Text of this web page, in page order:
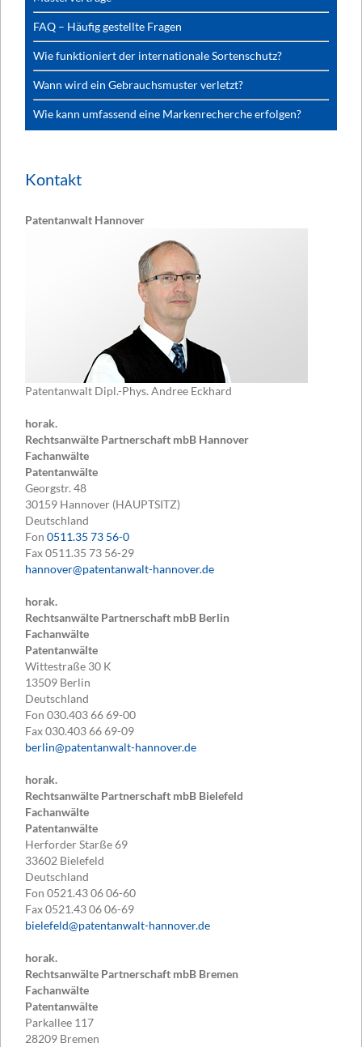
FAQ – Häufig gestellte Fragen
Wie funktioniert der internationale Sortenschutz?
Wann wird ein Gebrauchsmuster verletzt?
Wie kann umfassend eine Markenrecherche erfolgen?
Kontakt
Patentanwalt Hannover
Patentanwalt Dipl.-Phys. Andree Eckhard
horak.
Rechtsanwälte Partnerschaft mbB Hannover
Fachanwälte
Patentanwälte
Georgstr. 48
30159 Hannover (HAUPTSITZ)
Deutschland
Fon 0511.35 73 56-0
Fax0511.35 73 56-29
hannover@patentanwalt-hannover.de
horak.
Rechtsanwälte Partnerschaft mbB Berlin
Fachanwälte
Patentanwälte
Wittestraße 30 K
13509 Berlin
Deutschland
Fon 030.403 66 69-00
Fax030.403 66 69-09
berlin@patentanwalt-hannover.de
horak.
Rechtsanwälte Partnerschaft mbB Bielefeld
Fachanwälte
Patentanwälte
Herforder Starße 69
33602 Bielefeld
Deutschland
Fon 0521.43 06 06-60
Fax0521.43 06 06-69
bielefeld@patentanwalt-hannover.de
horak.
Rechtsanwälte Partnerschaft mbB Bremen
Fachanwälte
Patentanwälte
Parkallee 117
28209 Bremen